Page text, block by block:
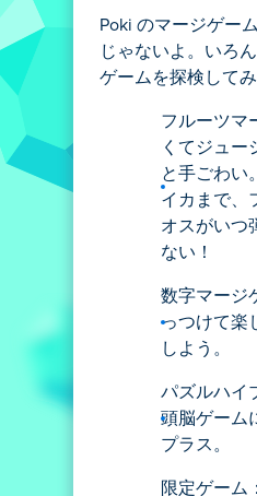
Poki のマージゲー
じゃないよ。いろ
ゲームを探検してみ
フルーツマ
くてジュー
と手ごわい
イカまで、
オスがいつ
ない！
数字マージ
っつけて楽
しよう。
パズルハイ
頭脳ゲーム
プラス。
限定ゲーム